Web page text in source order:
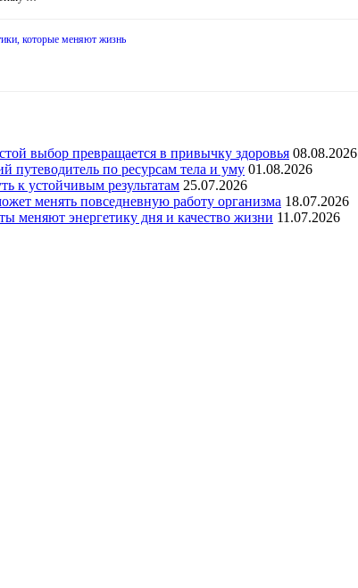
которые меняют жизнь
выбор превращается в привычку здоровья 08.08.2026
путеводитель по ресурсам тела и уму 01.08.2026
к устойчивым результатам 25.07.2026
менять повседневную работу организма 18.07.2026
меняют энергетику дня и качество жизни 11.07.2026